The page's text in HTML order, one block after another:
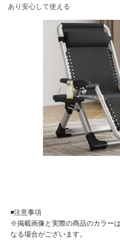
あり安心して使える
◾️注意事項
※掲載画像と実際の商品のカラー
なる場合がございます。